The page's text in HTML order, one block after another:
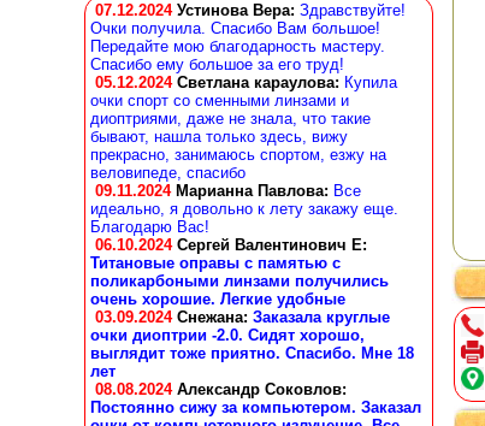
07.12.2024 Устинова Вера: Здравствуйте!
Очки получила. Спасибо Вам большое!
Передайте мою благодарность мастеру.
Спасибо ему большое за его труд!
05.12.2024 Светлана караулова: Купила
очки спорт со сменными линзами и
диоптриями, даже не знала, что такие
бывают, нашла только здесь, вижу
прекрасно, занимаюсь спортом, езжу на
веловипеде, спасибо
09.11.2024 Марианна Павлова: Все
идеально, я довольно к лету закажу еще.
Благодарю Вас!
06.10.2024 Сергей Валентинович Е:
Титановые оправы с памятью с
поликарбоными линзами получились
очень хорошие. Легкие удобные
03.09.2024 Снежана: Заказала круглые
очки диоптрии -2.0. Сидят хорошо,
выглядит тоже приятно. Спасибо. Мне 18
лет
08.08.2024 Александр Соковлов:
Постоянно сижу за компьютером. Заказал